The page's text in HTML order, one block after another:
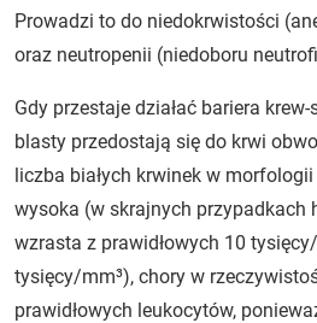
Prowadzi to do niedokrwistości
oraz neutropenii (niedoboru
Gdy przestaje działać bariera
blasty przedostają się do krwi
liczba białych krwinek w
wysoka (w skrajnych przypadkach
wzrasta z prawidłowych 10
tysięcy/mm³), chory w
prawidłowych leukocytów,